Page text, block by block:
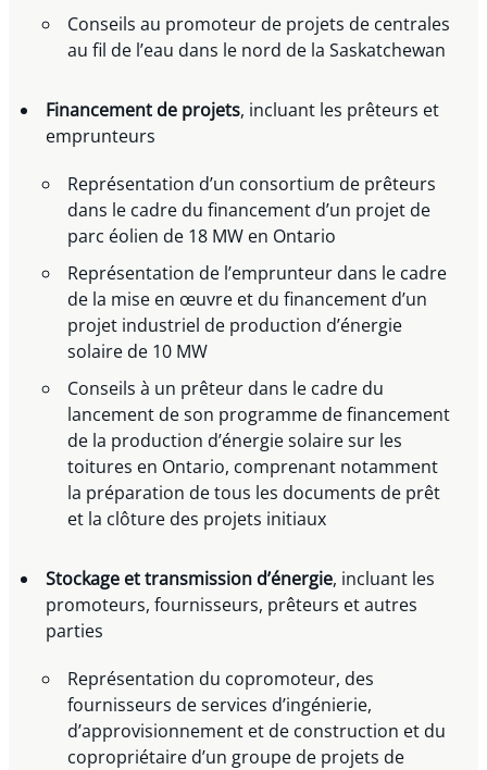
Conseils au promoteur de projets de centrales
au fil de l’eau dans le nord de la Saskatchewan
Financement de projets, incluant les prêteurs et
emprunteurs
Représentation d’un consortium de prêteurs
dans le cadre du financement d’un projet de
parc éolien de 18 MW en Ontario
Représentation de l’emprunteur dans le cadre
de la mise en œuvre et du financement d’un
projet industriel de production d’énergie
solaire de 10 MW
Conseils à un prêteur dans le cadre du
lancement de son programme de financement
de la production d’énergie solaire sur les
toitures en Ontario, comprenant notamment
la préparation de tous les documents de prêt
et la clôture des projets initiaux
Stockage et transmission d’énergie, incluant les
promoteurs, fournisseurs, prêteurs et autres
parties
Représentation du copromoteur, des
fournisseurs de services d’ingénierie,
d’approvisionnement et de construction et du
copropriétaire d’un groupe de projets de